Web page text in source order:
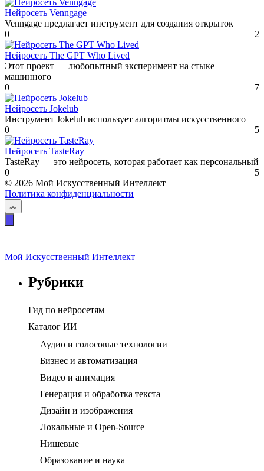
Нейросеть Venngage
Venngage предлагает инструмент для создания открыток
0
2
Нейросеть The GPT Who Lived
Этот проект — любопытный эксперимент на стыке
машинного
0
7
Нейросеть Jokelub
Инструмент Jokelub использует алгоритмы искусственного
0
5
Нейросеть TasteRay
TasteRay — это нейросеть, которая работает как персональный
0
5
© 2026 Мой Искусственный Интеллект
Политика конфиденциальности
Мой Искусственный Интеллект
Рубрики
Гид по нейросетям
Каталог ИИ
Аудио и голосовые технологии
Бизнес и автоматизация
Видео и анимация
Генерация и обработка текста
Дизайн и изображения
Локальные и Open-Source
Нишевые
Образование и наука